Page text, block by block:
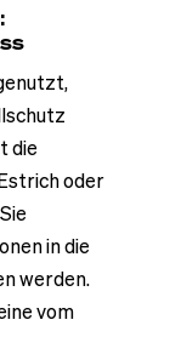
die
oder
in die
werden.
vom